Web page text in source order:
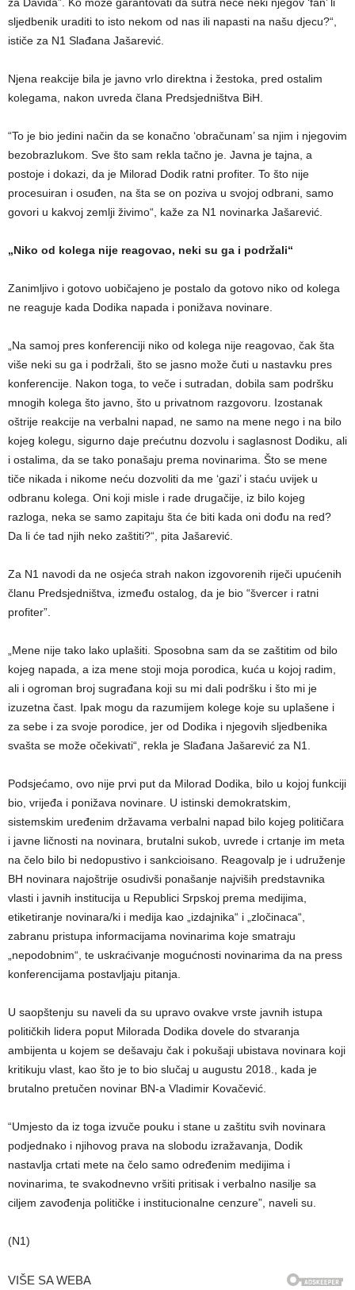
za Davida”. Ko može garantovati da sutra neće neki njegov ‘fan’ li
sljedbenik uraditi to isto nekom od nas ili napasti na našu djecu?“,
ističe za N1 Slađana Jašarević.
Njena reakcije bila je javno vrlo direktna i žestoka, pred ostalim
kolegama, nakon uvreda člana Predsjedništva BiH.
“To je bio jedini način da se konačno ‘obračunam’ sa njim i njegovim
bezobrazlukom. Sve što sam rekla tačno je. Javna je tajna, a
postoje i dokazi, da je Milorad Dodik ratni profiter. To što nije
procesuiran i osuđen, na šta se on poziva u svojoj odbrani, samo
govori u kakvoj zemlji živimo“, kaže za N1 novinarka Jašarević.
„Niko od kolega nije reagovao, neki su ga i podržali“
Zanimljivo i gotovo uobičajeno je postalo da gotovo niko od kolega
ne reaguje kada Dodika napada i ponižava novinare.
„Na samoj pres konferenciji niko od kolega nije reagovao, čak šta
više neki su ga i podržali, što se jasno može čuti u nastavku pres
konferencije. Nakon toga, to veče i sutradan, dobila sam podršku
mnogih kolega što javno, što u privatnom razgovoru. Izostanak
oštrije reakcije na verbalni napad, ne samo na mene nego i na bilo
kojeg kolegu, sigurno daje prećutnu dozvolu i saglasnost Dodiku, ali
i ostalima, da se tako ponašaju prema novinarima. Što se mene
tiče nikada i nikome neću dozvoliti da me ‘gazi’ i staću uvijek u
odbranu kolega. Oni koji misle i rade drugačije, iz bilo kojeg
razloga, neka se samo zapitaju šta će biti kada oni dođu na red?
Da li će tad njih neko zaštiti?“, pita Jašarević.
Za N1 navodi da ne osjeća strah nakon izgovorenih riječi upućenih
članu Predsjedništva, između ostalog, da je bio “švercer i ratni
profiter”.
„Mene nije tako lako uplašiti. Sposobna sam da se zaštitim od bilo
kojeg napada, a iza mene stoji moja porodica, kuća u kojoj radim,
ali i ogroman broj sugrađana koji su mi dali podršku i što mi je
izuzetna čast. Ipak mogu da razumijem kolege koje su uplašene i
za sebe i za svoje porodice, jer od Dodika i njegovih sljedbenika
svašta se može očekivati“, rekla je Slađana Jašarević za N1.
Podsjećamo, ovo nije prvi put da Milorad Dodika, bilo u kojoj funkciji
bio, vrijeđa i ponižava novinare. U istinski demokratskim,
sistemskim uređenim državama verbalni napad bilo kojeg političara
i javne ličnosti na novinara, brutalni sukob, uvrede i crtanje im meta
na čelo bilo bi nedopustivo i sankcioisano. Reagovalp je i udruženje
BH novinara najoštrije osudivši ponašanje najviših predstavnika
vlasti i javnih institucija u Republici Srpskoj prema medijima,
etiketiranje novinara/ki i medija kao „izdajnika“ i „zločinaca“,
zabranu pristupa informacijama novinarima koje smatraju
„nepodobnim“, te uskraćivanje mogućnosti novinarima da na press
konferencijama postavljaju pitanja.
U saopštenju su naveli da su upravo ovakve vrste javnih istupa
političkih lidera poput Milorada Dodika dovele do stvaranja
ambijenta u kojem se dešavaju čak i pokušaji ubistava novinara koji
kritikuju vlast, kao što je to bio slučaj u augustu 2018., kada je
brutalno pretučen novinar BN-a Vladimir Kovačević.
“Umjesto da iz toga izvuče pouku i stane u zaštitu svih novinara
podjednako i njihovog prava na slobodu izražavanja, Dodik
nastavlja crtati mete na čelo samo određenim medijima i
novinarima, te svakodnevno vršiti pritisak i verbalno nasilje sa
ciljem zavođenja političke i institucionalne cenzure”, naveli su.
(N1)